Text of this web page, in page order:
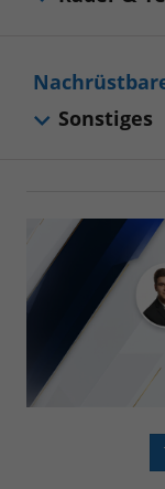
Sonstiges